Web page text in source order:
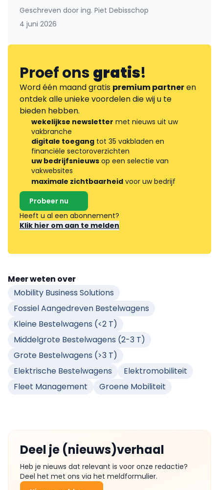
Geschreven door ing. Piet Debisschop
4 juni 2026
Proef onsgratis!
Word één maand gratis premium partneren
ontdek alle unieke voordelen die wij u te
bieden hebben.
wekelijkse newsletter met nieuws uit uw
vakbranche
digitale toegang tot 35 vakbladen en
financiële sectoroverzichten
uw bedrijfsnieuws op een selectie van
vakwebsites
maximale zichtbaarheid voor uw bedrijf
Probeer nu
Heeft u al een abonnement?
Klik hier om aan te melden
Meer weten over
Mobility Business Solutions
Fossiel Aangedreven Bestelwagens
Kleine Bestelwagens (<2 T)
Middelgrote Bestelwagens (2-3 T)
Grote Bestelwagens (>3 T)
Elektrische Bestelwagens
Elektromobiliteit
Fleet Management
Groene Mobiliteit
Deel je (nieuws)verhaal
Heb je nieuws dat relevant is voor onze redactie?
Deel het met ons via het meldformulier.